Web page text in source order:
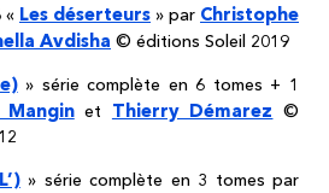
« Les déserteurs » par Christophe
Avdisha © éditions Soleil 2019
» série complète en 6 tomes + 1
Manginet Thierry Démarez ©
» série complète en 3 tomes par